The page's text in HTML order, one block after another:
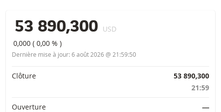
53 890,300 USD
0,000 (0,00 % )
Dernière mise à jour: 6 août 2026 @ 21:59:50
Informations importantes
Clôture
53 890,300
21:59
Ouverture
―